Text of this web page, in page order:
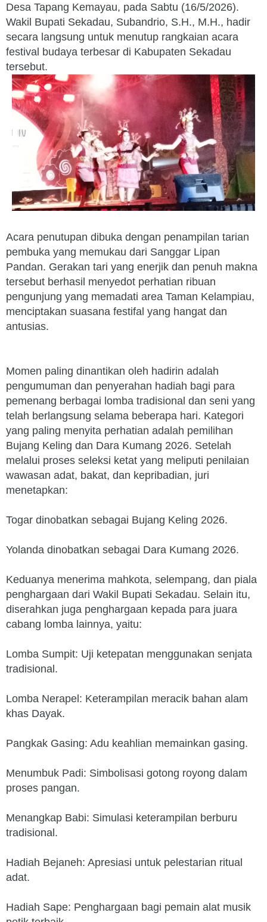
Desa Tapang Kemayau, pada Sabtu (16/5/2026).
Wakil Bupati Sekadau, Subandrio, S.H., M.H., hadir
secara langsung untuk menutup rangkaian acara
festival budaya terbesar di Kabupaten Sekadau
tersebut.
Acara penutupan dibuka dengan penampilan tarian
pembuka yang memukau dari Sanggar Lipan
Pandan. Gerakan tari yang enerjik dan penuh makna
tersebut berhasil menyedot perhatian ribuan
pengunjung yang memadati area Taman Kelampiau,
menciptakan suasana festifal yang hangat dan
antusias.
Momen paling dinantikan oleh hadirin adalah
pengumuman dan penyerahan hadiah bagi para
pemenang berbagai lomba tradisional dan seni yang
telah berlangsung selama beberapa hari. Kategori
yang paling menyita perhatian adalah pemilihan
Bujang Keling dan Dara Kumang 2026. Setelah
melalui proses seleksi ketat yang meliputi penilaian
wawasan adat, bakat, dan kepribadian, juri
menetapkan:
Togar dinobatkan sebagai Bujang Keling 2026.
Yolanda dinobatkan sebagai Dara Kumang 2026.
Keduanya menerima mahkota, selempang, dan piala
penghargaan dari Wakil Bupati Sekadau. Selain itu,
diserahkan juga penghargaan kepada para juara
cabang lomba lainnya, yaitu:
Lomba Sumpit: Uji ketepatan menggunakan senjata
tradisional.
Lomba Nerapel: Keterampilan meracik bahan alam
khas Dayak.
Pangkak Gasing: Adu keahlian memainkan gasing.
Menumbuk Padi: Simbolisasi gotong royong dalam
proses pangan.
Menangkap Babi: Simulasi keterampilan berburu
tradisional.
Hadiah Bejaneh: Apresiasi untuk pelestarian ritual
adat.
Hadiah Sape: Penghargaan bagi pemain alat musik